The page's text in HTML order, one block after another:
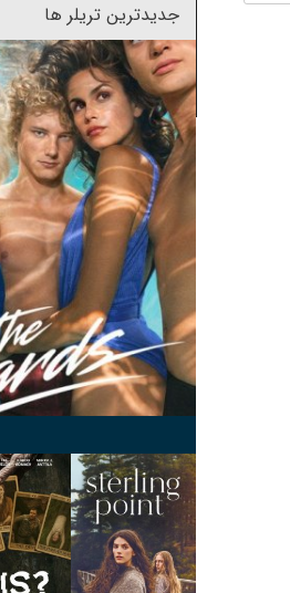
جدیدترین تریلر ها